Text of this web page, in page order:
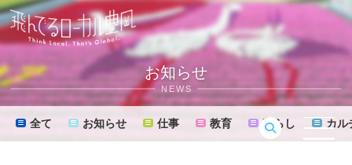
お知らせ
NEWS
全て お知らせ 仕事 教育 暮らし カル